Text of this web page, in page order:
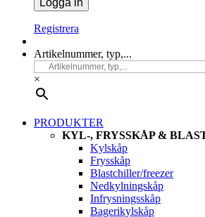
Registrera
Artikelnummer, typ,...
×
PRODUKTER
KYL-, FRYSSKÅP &
Kylskåp
Frysskåp
Blastchiller/freezer
Nedkylningskåp
Infrysningsskåp
Bagerikylskåp